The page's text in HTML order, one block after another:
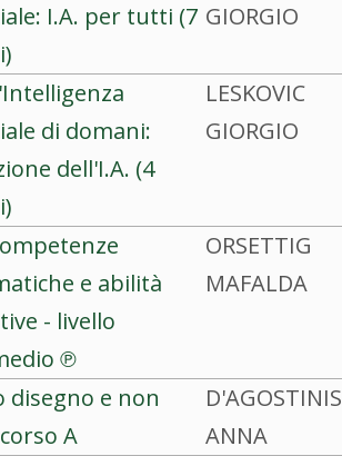
I.A. per tutti (7 GIORGIO
di domani:
dell'I.A. (4
LESKOVIC
GIORGIO
e abilità
- livello
℗
ORSETTIG
MAFALDA
disegno e non
A
D'AGOSTINIS
ANNA